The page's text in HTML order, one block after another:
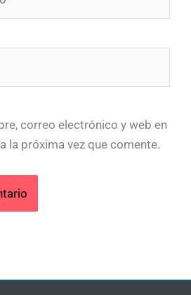
correo electrónico y web en
la próxima vez que comente.